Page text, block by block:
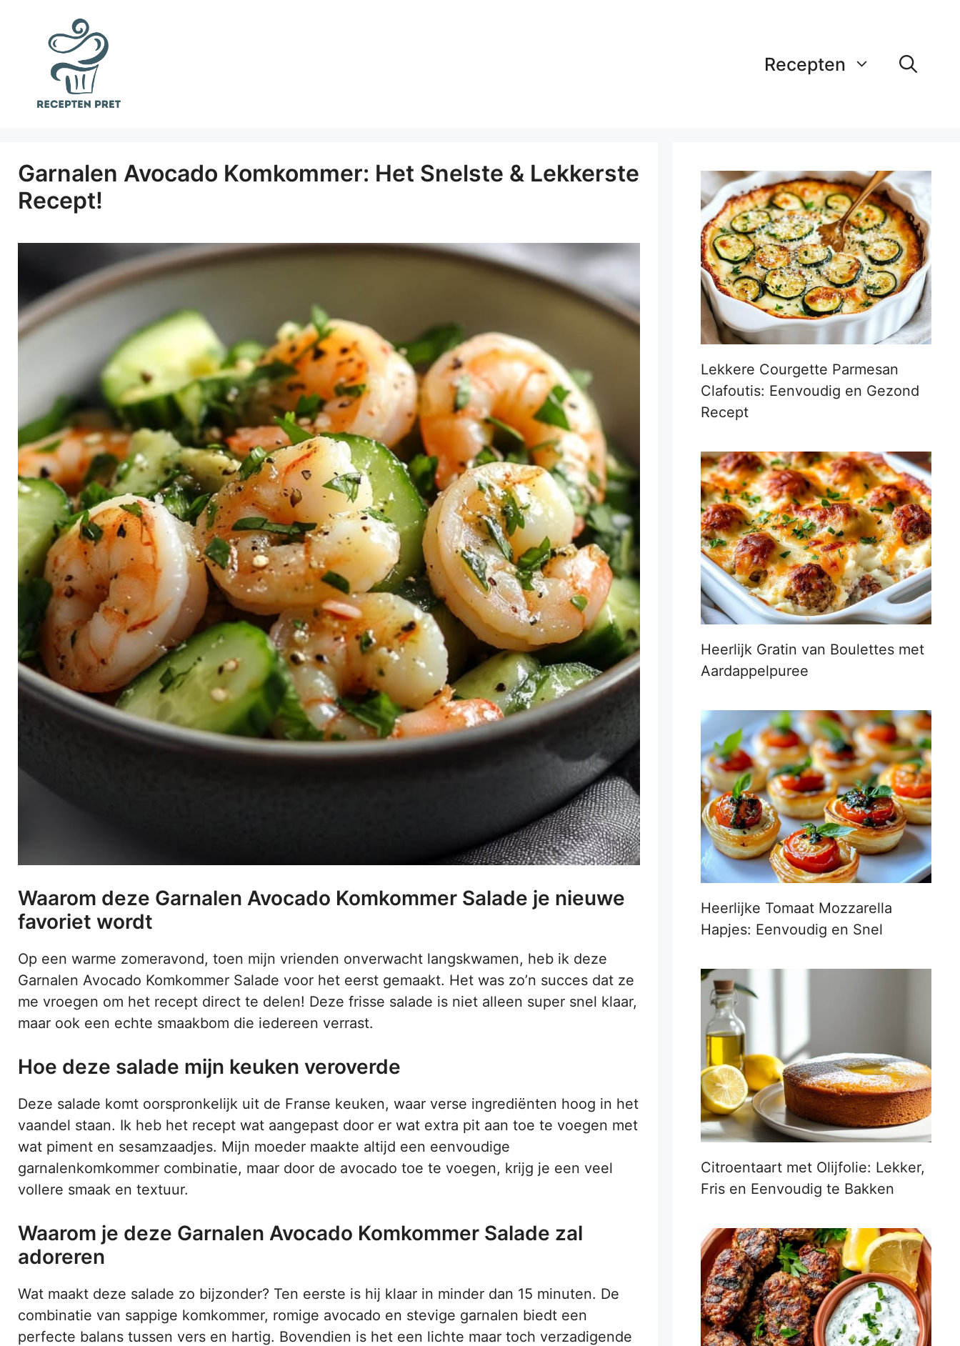
Recepten
Garnalen Avocado Komkommer: Het Snelste & Lekkerste
Recept!
Waarom deze Garnalen Avocado Komkommer Salade je nieuwe
favoriet wordt
Op een warme zomeravond, toen mijn vrienden onverwacht langskwamen, heb ik deze
Garnalen Avocado Komkommer Salade voor het eerst gemaakt. Het was zo’n succes dat ze
me vroegen om het recept direct te delen! Deze frisse salade is niet alleen super snel klaar,
maar ook een echte smaakbom die iedereen verrast.
Hoe deze salade mijn keuken veroverde
Deze salade komt oorspronkelijk uit de Franse keuken, waar verse ingrediënten hoog in het
vaandel staan. Ik heb het recept wat aangepast door er wat extra pit aan toe te voegen met
wat piment en sesamzaadjes. Mijn moeder maakte altijd een eenvoudige
garnalenkomkommer combinatie, maar door de avocado toe te voegen, krijg je een veel
vollere smaak en textuur.
Waarom je deze Garnalen Avocado Komkommer Salade zal
adoreren
Wat maakt deze salade zo bijzonder? Ten eerste is hij klaar in minder dan 15 minuten. De
combinatie van sappige komkommer, romige avocado en stevige garnalen biedt een
perfecte balans tussen vers en hartig. Bovendien is het een lichte maar toch verzadigende
Lekkere Courgette Parmesan
Clafoutis: Eenvoudig en Gezond
Recept
Heerlijk Gratin van Boulettes met
Aardappelpuree
Heerlijke Tomaat Mozzarella
Hapjes: Eenvoudig en Snel
Citroentaart met Olijfolie: Lekker,
Fris en Eenvoudig te Bakken